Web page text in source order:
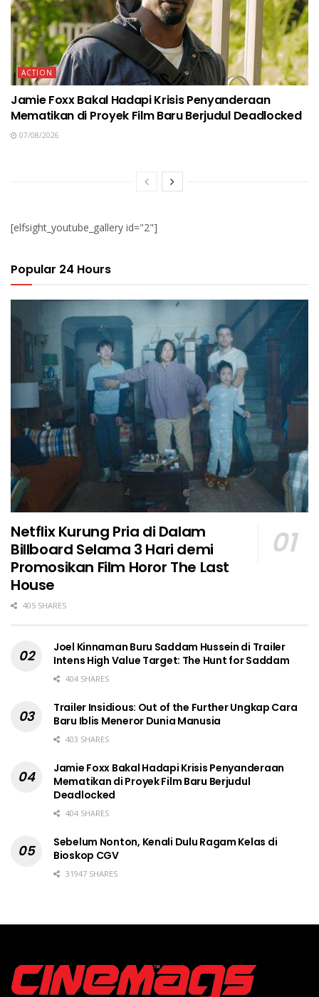
ACTION
Jamie Foxx Bakal Hadapi Krisis Penyanderaan
Mematikan di Proyek Film Baru Berjudul Deadlocked
07/08/2026
[elfsight_youtube_gallery id="2"]
Popular 24 Hours
Netflix Kurung Pria di Dalam
Billboard Selama 3 Hari demi
Promosikan Film Horor The Last
House
405 SHARES
Joel Kinnaman Buru Saddam Hussein di Trailer
Intens High Value Target: The Hunt for Saddam
404 SHARES
Trailer Insidious: Out of the Further Ungkap Cara
Baru Iblis Meneror Dunia Manusia
403 SHARES
Jamie Foxx Bakal Hadapi Krisis Penyanderaan
Mematikan di Proyek Film Baru Berjudul
Deadlocked
404 SHARES
Sebelum Nonton, Kenali Dulu Ragam Kelas di
Bioskop CGV
31947 SHARES